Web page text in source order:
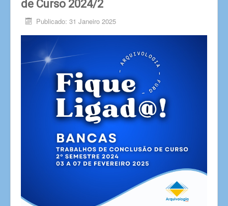
de Curso 2024/2
Publicado: 31 Janeiro 2025